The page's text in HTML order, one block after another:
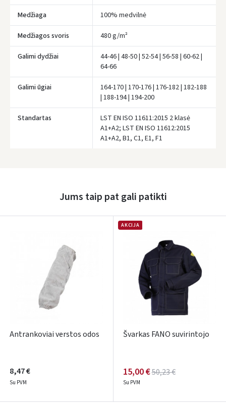
Medžiaga 100% medvilnė
Medžiagos svoris 480 g/m²
Galimi dydžiai
44-46 | 48-50 | 52-54 | 56-58 | 60-62 |
64-66
Galimi ūgiai
164-170 | 170-176 | 176-182 | 182-188
| 188-194 | 194-200
Standartas
LST EN ISO 11611:2015 2 klasė
A1+A2; LST EN ISO 11612:2015
A1+A2, B1, C1, E1, F1
Jums taip pat gali patikti
Antrankoviai verstos odos
8,47 €
Su PVM
AKCIJA
Švarkas FANO suvirintojo
15,00 €50,23 €
Su PVM
Įvertinimas:
Rašyti atsiliepimą
Prisijungti
Pamiršote slaptažodį?
ARBA
Dar neturite paskyros? Registruokites